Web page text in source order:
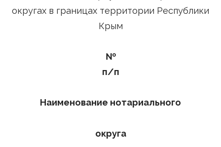
округах в границах территории Республики
Крым
№
п/п
Наименование нотариального
округа